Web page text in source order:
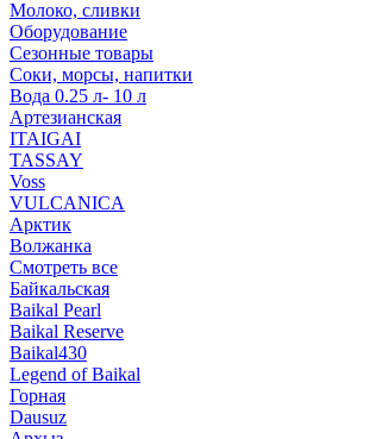
Молоко, сливки
Оборудование
Сезонные товары
Соки, морсы, напитки
Вода 0.25 л- 10 л
Артезианская
ITAIGAI
TASSAY
Voss
VULCANICA
Арктик
Волжанка
Смотреть все
Байкальская
Baikal Pearl
Baikal Reserve
Baikal430
Legend of Baikal
Горная
Dausuz